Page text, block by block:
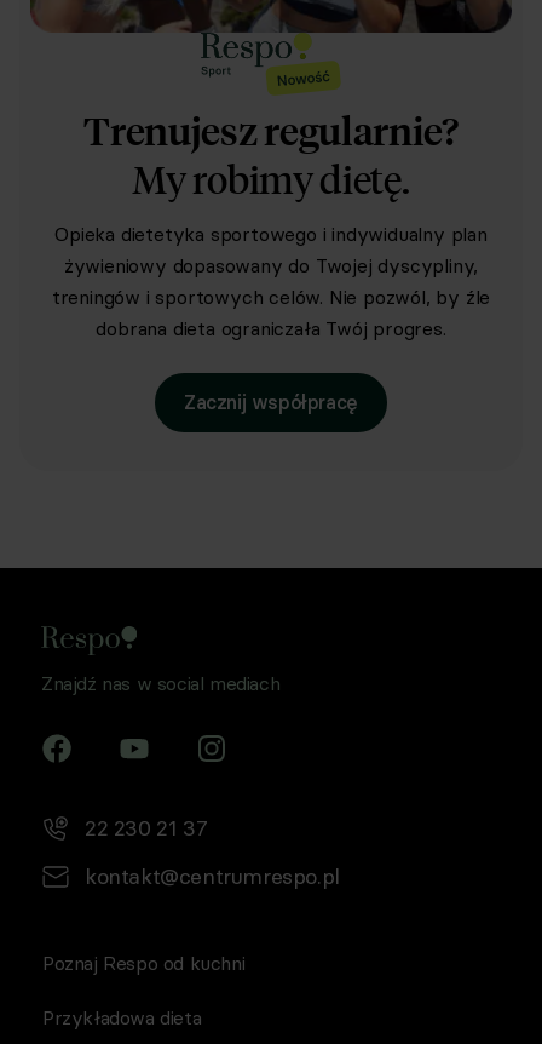
Trenujesz regularnie?
My robimy dietę.
Opieka dietetyka sportowego i indywidualny plan
żywieniowy dopasowany do Twojej dyscypliny,
treningów i sportowych celów. Nie pozwól, by źle
dobrana dieta ograniczała Twój progres.
Zacznij współpracę
Znajdź nas w social mediach
22 230 21 37
kontakt@centrumrespo.pl
Poznaj Respo od kuchni
Przykładowa dieta